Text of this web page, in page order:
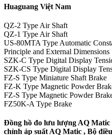
Huaguang Việt Nam
QZ-2 Type Air Shaft
QZ-1 Type Air Shaft
US-80MTA Type Automatic
Principle and External Dimensions
SZK-C Type Digital Display
SZK-CS Type Digital Display
FZ-S Type Miniature Shaft Brake
FZ-K Type Magnetic Powder
FZ-S Type Magnetic Powder
FZ50K-A Type Brake
Đồng hồ đo lưu lượng AQ Matic
chỉnh áp suất AQ Matic , Bộ